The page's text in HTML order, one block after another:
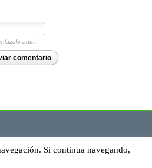
aquí.
comentario
Si continua navegando,